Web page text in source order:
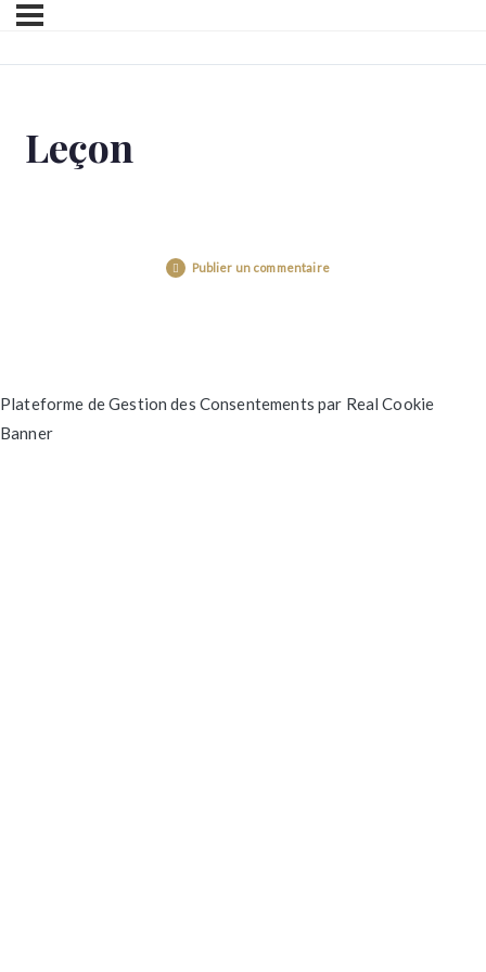
Leçon
Publier un commentaire
Plateforme de Gestion des Consentements par Real Cookie
Banner